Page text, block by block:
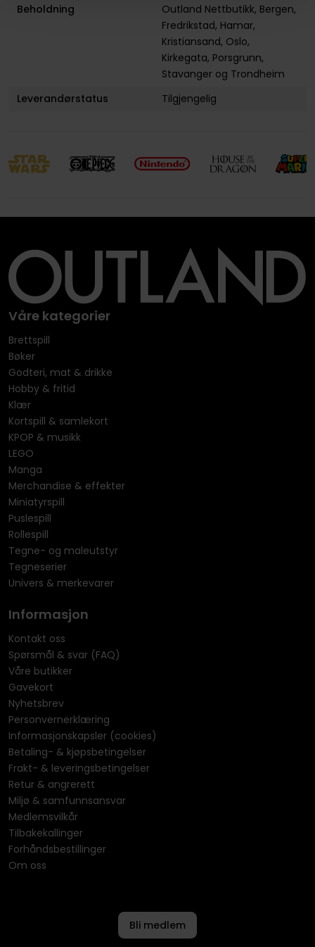
Beholdning
Outland Nettbutikk, Bergen,
Fredrikstad, Hamar,
Kristiansand, Oslo,
Kirkegata, Porsgrunn,
Stavanger og Trondheim
Leverandørstatus
Tilgjengelig
Våre kategorier
Brettspill
Bøker
Godteri, mat & drikke
Hobby & fritid
Klær
Kortspill & samlekort
KPOP & musikk
LEGO
Manga
Merchandise & effekter
Miniatyrspill
Puslespill
Rollespill
Tegne- og maleutstyr
Tegneserier
Univers & merkevarer
Informasjon
Kontakt oss
Spørsmål & svar (FAQ)
Våre butikker
Gavekort
Nyhetsbrev
Personvernerklæring
Informasjonskapsler (cookies)
Betaling- & kjøpsbetingelser
Frakt- & leveringsbetingelser
Retur & angrerett
Miljø & samfunnsansvar
Medlemsvilkår
Tilbakekallinger
Forhåndsbestillinger
Om oss
Bli medlem